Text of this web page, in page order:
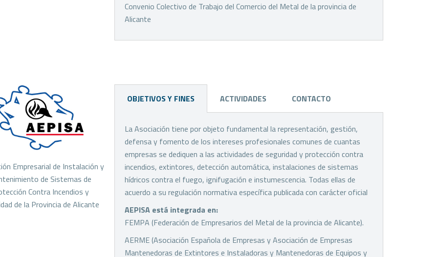
Convenio Colectivo de Trabajo del Comercio del Metal de la provincia de
Alicante
Empresarial de Instalación y
de Sistemas de
Contra Incendios y
de la Provincia de Alicante
OBJETIVOS Y FINES ACTIVIDADES CONTACTO
La Asociación tiene por objeto fundamental la representación, gestión,
defensa y fomento de los intereses profesionales comunes de cuantas
empresas se dediquen a las actividades de seguridad y protección contra
incendios, extintores, detección automática, instalaciones de sistemas
hídricos contra el fuego, ignifugación e instumescencia. Todas ellas de
acuerdo a su regulación normativa específica publicada con carácter oficial
AEPISA está integrada en:
FEMPA (Federación de Empresarios del Metal de la provincia de Alicante).
AERME (Asociación Española de Empresas y Asociación de Empresas
Mantenedoras de Extintores e Instaladoras y Mantenedoras de Equipos y